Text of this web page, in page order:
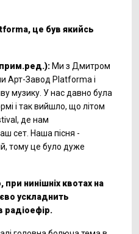
це був якийсь
Ми з Дмитром
Арт-Завод Platforma і
музику. У нас давно була
і так вийшло, що літом
де нам
сет. Наша пісня -
тому це було дуже
при нинішніх квотах на
ускладнить
радіоефір.